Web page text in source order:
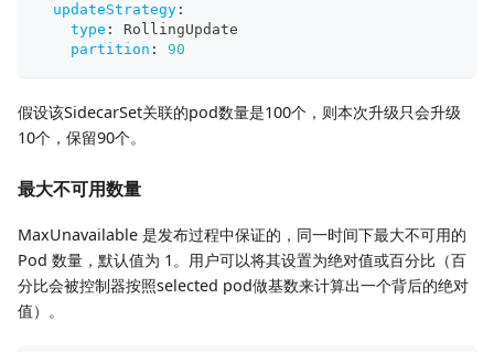
updateStrategy :
type :
RollingUpdate
partition : 90
假设该SidecarSet关联的pod数量是100个，则本次升级只会升级
10个，保留90个。
最大不可用数量
MaxUnavailable 是发布过程中保证的，同一时间下最大不可用的
Pod 数量，默认值为 1。用户可以将其设置为绝对值或百分比（百
分比会被控制器按照selected pod做基数来计算出一个背后的绝对
值）。